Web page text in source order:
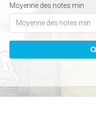
Moyenne des notes min